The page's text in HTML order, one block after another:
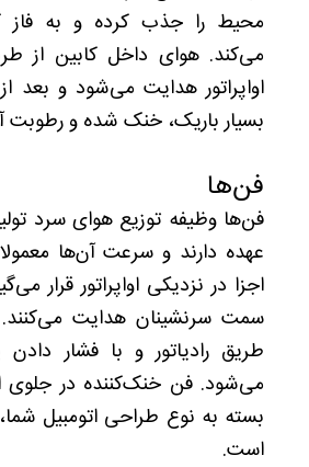
محیط را جذب کرده و به فاز
می‌کند. هوای داخل کابین
اواپراتور هدایت می‌شود و بعد
بسیار باریک، خنک شده و
فن‌ها
فن‌ها وظیفه توزیع هوای سرد
عهده دارند و سرعت آن‌ها
اجزا در نزدیکی اواپراتور قرار
سمت سرنشینان هدایت
طریق رادیاتور و با فشار
می‌شود. فن خنک‌کننده در جلوی
بسته به نوع طراحی اتومبیل شما،
است.